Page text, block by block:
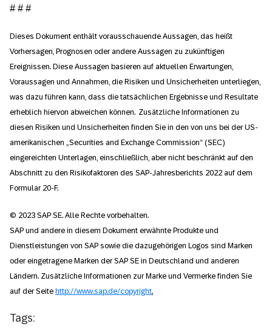
# # #
Dieses Dokument enthält vorausschauende Aussagen, das heißt
Vorhersagen, Prognosen oder andere Aussagen zu zukünftigen
Ereignissen. Diese Aussagen basieren auf aktuellen Erwartungen,
Voraussagen und Annahmen, die Risiken und Unsicherheiten unterliegen,
was dazu führen kann, dass die tatsächlichen Ergebnisse und Resultate
erheblich hiervon abweichen können. Zusätzliche Informationen zu
diesen Risiken und Unsicherheiten finden Sie in den von uns bei der US-
amerikanischen „Securities and Exchange Commission“ (SEC)
eingereichten Unterlagen, einschließlich, aber nicht beschränkt auf den
Abschnitt zu den Risikofaktoren des SAP-Jahresberichts 2022 auf dem
Formular 20-F.
© 2023 SAP SE. Alle Rechte vorbehalten.
SAP und andere in diesem Dokument erwähnte Produkte und
Dienstleistungen von SAP sowie die dazugehörigen Logos sind Marken
oder eingetragene Marken der SAP SE in Deutschland und anderen
Ländern. Zusätzliche Informationen zur Marke und Vermerke finden Sie
auf der Seite http://www.sap.de/copyright.
Tags: